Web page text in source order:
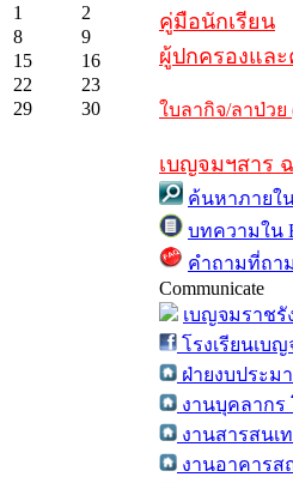
1
2
8
9
15
16
22
23
29
30
คู่มือนักเรียน
ผู้ปกครองและ
ใบลากิจ/ลาป่วย
เบญจมฯสาร
ค้นหาภายใน
บทความใน
คำถามที่ถา
Communicate
เบญจมราชรั
โรงเรียนเบ
ฝ่ายงบประม
งานบุคลากร
งานสารสนเ
งานอาคารส